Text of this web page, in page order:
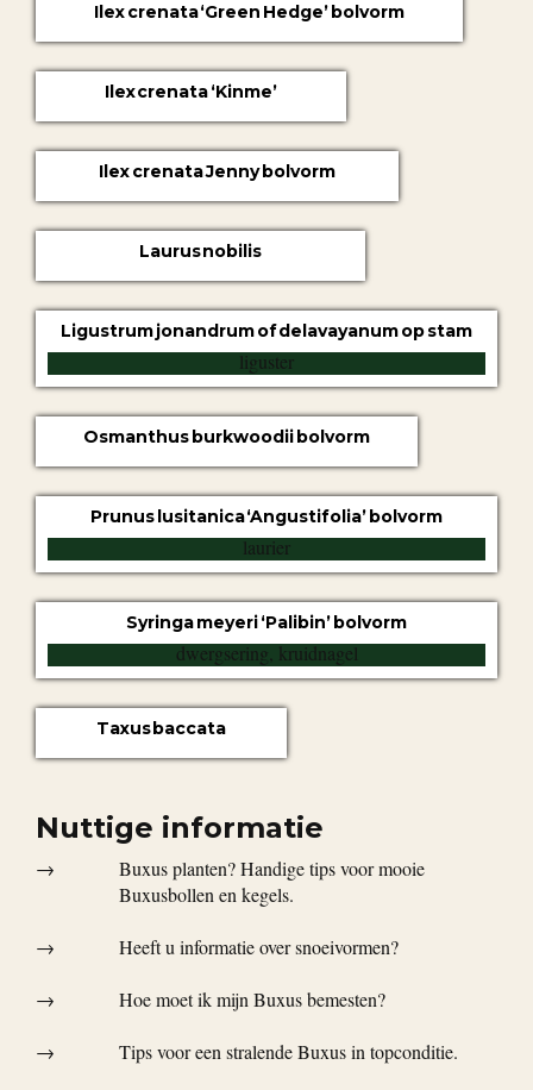
Ilex crenata ‘Green Hedge’ bolvorm
Ilex crenata ‘Kinme’
Ilex crenata Jenny bolvorm
Laurus nobilis
Ligustrum jonandrum of delavayanum op stam
Osmanthus burkwoodii bolvorm
Prunus lusitanica ‘Angustifolia’ bolvorm
Syringa meyeri ‘Palibin’ bolvorm
Taxus baccata
Nuttige informatie
→
Buxus planten? Handige tips voor mooie
Buxusbollen en kegels.
→ Heeft u informatie over snoeivormen?
→ Hoe moet ik mijn Buxus bemesten?
→ Tips voor een stralende Buxus in topconditie.